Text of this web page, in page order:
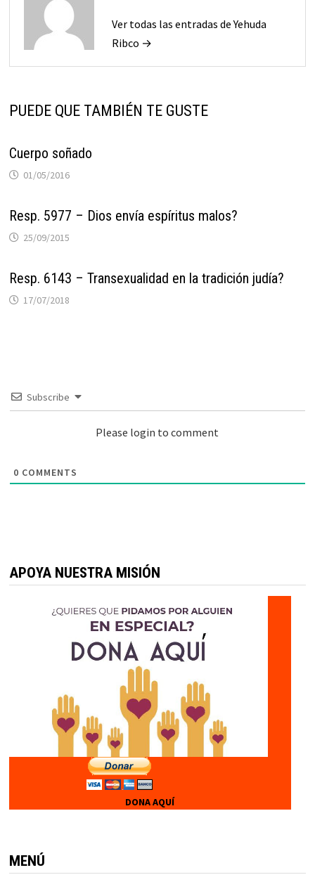
Ver todas las entradas de Yehuda
Ribco →
PUEDE QUE TAMBIÉN TE GUSTE
Cuerpo soñado
01/05/2016
Resp. 5977 – Dios envía espíritus malos?
25/09/2015
Resp. 6143 – Transexualidad en la tradición judía?
17/07/2018
Subscribe
Please login to comment
0 COMMENTS
APOYA NUESTRA MISIÓN
DONA AQUÍ
MENÚ